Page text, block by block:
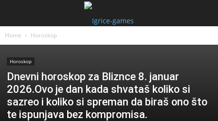
Home Horoskop
Horoskop
Dnevni horoskop za Bliznce 8. januar
2026.Ovo je dan kada shvataš koliko si
sazreo i koliko si spreman da biraš ono što
te ispunjava bez kompromisa.